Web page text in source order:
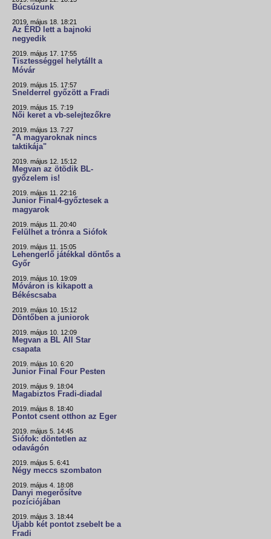
Búcsúzunk
2019. május 18. 18:21
Az ÉRD lett a bajnoki
negyedik
2019. május 17. 17:55
Tisztességgel helytállt a
Móvár
2019. május 15. 17:57
Snelderrel győzött a Fradi
2019. május 15. 7:19
Női keret a vb-selejtezőkre
2019. május 13. 7:27
"A magyaroknak nincs
taktikája"
2019. május 12. 15:12
Megvan az ötödik BL-
győzelem is!
2019. május 11. 22:16
Junior Final4-győztesek a
magyarok
2019. május 11. 20:40
Felülhet a trónra a Siófok
2019. május 11. 15:05
Lehengerlő játékkal döntős a
Győr
2019. május 10. 19:09
Móváron is kikapott a
Békéscsaba
2019. május 10. 15:12
Döntőben a juniorok
2019. május 10. 12:09
Megvan a BL All Star
csapata
2019. május 10. 6:20
Junior Final Four Pesten
2019. május 9. 18:04
Magabiztos Fradi-diadal
2019. május 8. 18:40
Pontot csent otthon az Eger
2019. május 5. 14:45
Siófok: döntetlen az
odavágón
2019. május 5. 6:41
Négy meccs szombaton
2019. május 4. 18:08
Danyi megerősítve
pozíciójában
2019. május 3. 18:44
Újabb két pontot zsebelt be a
Fradi